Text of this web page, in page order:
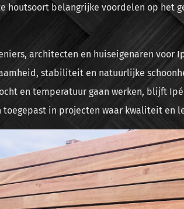
houtsoort belangrijke voordelen op het
architecten en huiseigenaren voor
stabiliteit en natuurlijke
en temperatuur gaan werken, blijft
in projecten waar kwaliteit en